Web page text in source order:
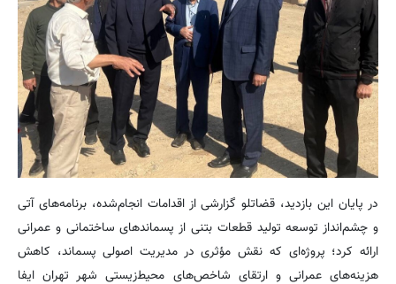
در پایان این بازدید، قضاتلو گزارشی از اقدامات انجام‌شده، برنامه‌های آتی
و چشم‌انداز توسعه تولید قطعات بتنی از پسماندهای ساختمانی و عمرانی
ارائه کرد؛ پروژه‌ای که نقش مؤثری در مدیریت اصولی پسماند، کاهش
هزینه‌های عمرانی و ارتقای شاخص‌های محیط‌زیستی شهر تهران ایفا